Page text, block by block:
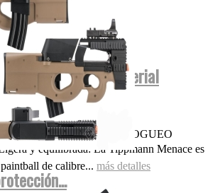
co2 .50 (Material
POLVORA FUEGO FOGUEO
y equilibrada: La Tippmann Menace es
de calibre... más detalles